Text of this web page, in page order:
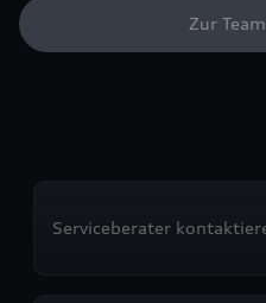
Zur
Serviceberater